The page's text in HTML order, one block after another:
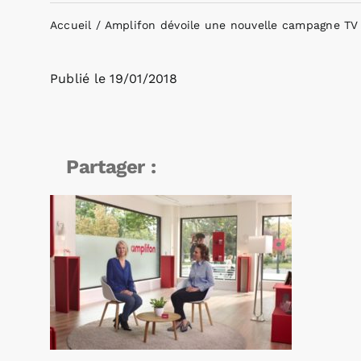
Accueil Amplifon dévoile une nouvelle campagne TV
Publié le 19/01/2018
Partager :